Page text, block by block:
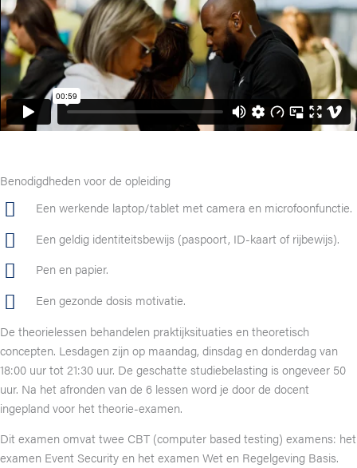
Benodigdheden voor de opleiding
Een werkende laptop/tablet met camera en microfoonfunctie.
Een geldig identiteitsbewijs (paspoort, ID-kaart of rijbewijs).
Pen en papier.
Een gezonde dosis motivatie.
De theorielessen behandelen praktijksituaties en theoretisch
concepten. Lesdagen zijn op maandag, dinsdag en donderdag van
18:00 uur tot 21:30 uur. De geschatte studiebelasting is ongeveer 50
uur. Na het afronden van de 6 lessen word je door de docent
ingepland voor het theorie-examen.
Dit examen omvat twee CBT (computer based testing) examens: het
examen Event Security en het examen Wet en Regelgeving Basis.